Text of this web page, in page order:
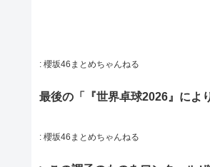
: 櫻坂46まとめちゃんねる
最後の「『世界卓球2026』によ
: 櫻坂46まとめちゃんねる